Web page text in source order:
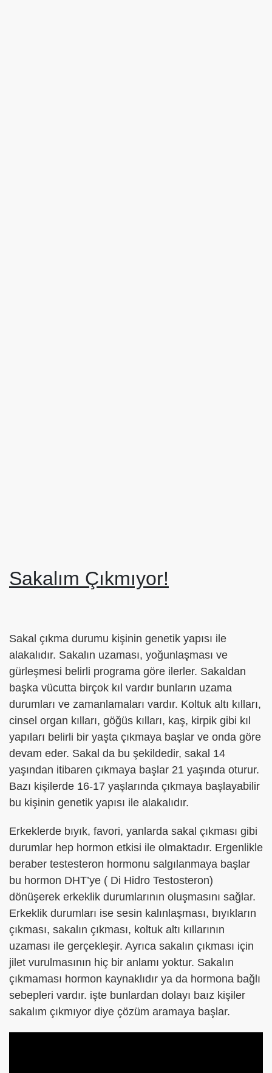
Sakalım Çıkmıyor!
Sakal çıkma durumu kişinin genetik yapısı ile
alakalıdır. Sakalın uzaması, yoğunlaşması ve
gürleşmesi belirli programa göre ilerler. Sakaldan
başka vücutta birçok kıl vardır bunların uzama
durumları ve zamanlamaları vardır. Koltuk altı kılları,
cinsel organ kılları, göğüs kılları, kaş, kirpik gibi kıl
yapıları belirli bir yaşta çıkmaya başlar ve onda göre
devam eder. Sakal da bu şekildedir, sakal 14
yaşından itibaren çıkmaya başlar 21 yaşında oturur.
Bazı kişilerde 16-17 yaşlarında çıkmaya başlayabilir
bu kişinin genetik yapısı ile alakalıdır.
Erkeklerde bıyık, favori, yanlarda sakal çıkması gibi
durumlar hep hormon etkisi ile olmaktadır. Ergenlikle
beraber testesteron hormonu salgılanmaya başlar
bu hormon DHT’ye ( Di Hidro Testosteron)
dönüşerek erkeklik durumlarının oluşmasını sağlar.
Erkeklik durumları ise sesin kalınlaşması, bıyıkların
çıkması, sakalın çıkması, koltuk altı kıllarının
uzaması ile gerçekleşir. Ayrıca sakalın çıkması için
jilet vurulmasının hiç bir anlamı yoktur. Sakalın
çıkmaması hormon kaynaklıdır ya da hormona bağlı
sebepleri vardır. işte bunlardan dolayı baız kişiler
sakalım çıkmıyor diye çözüm aramaya başlar.